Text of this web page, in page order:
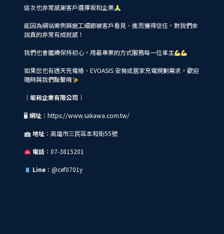
這次也非常感謝客戶選擇坂和企業
能因為網站案例與施工細節被客戶看見、進而獲得信任，對我們來
說真的非常有成就感！
我們也會繼續保持初心，用最專業的方式服務每一位車主
如果您也有透天充電樁、EVOASIS 安裝或居家充電規劃需求，歡迎
隨時與我們聯繫唷
｜坂和企業有限公司｜
🖥 網址： https://www.sakawa.com.tw/
地址：高雄市三民區本和街55號
電話：07-3815201
Line：@cef0701y